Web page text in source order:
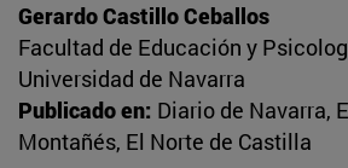
Gerardo Castillo Ceballos
Facultad de Educación y
Universidad de Navarra
Publicado en: Diario de Navarra,
Montañés, El Norte de Castilla